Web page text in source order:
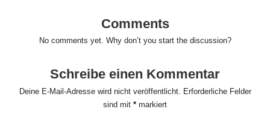
Comments
No comments yet. Why don’t you start the discussion?
Schreibe einen Kommentar
Deine E-Mail-Adresse wird nicht veröffentlicht. Erforderliche Felder
sind mit * markiert